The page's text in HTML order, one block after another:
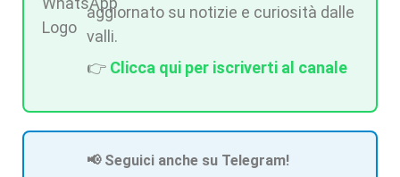
aggiornato su notizie e curiosità dalle
valli.
👉 Clicca qui per iscriverti al canale
📢 Seguici anche su Telegram!